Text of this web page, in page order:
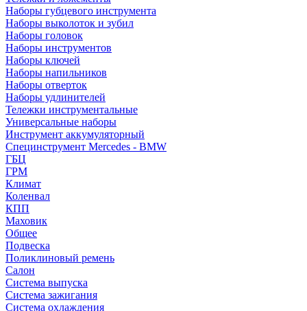
Наборы губцевого инструмента
Наборы выколоток и зубил
Наборы головок
Наборы инструментов
Наборы ключей
Наборы напильников
Наборы отверток
Наборы удлинителей
Тележки инструментальные
Универсальные наборы
Инструмент аккумуляторный
Специнструмент Mercedes - BMW
ГБЦ
ГРМ
Климат
Коленвал
КПП
Маховик
Общее
Подвеска
Поликлиновый ремень
Салон
Система выпуска
Система зажигания
Система охлаждения